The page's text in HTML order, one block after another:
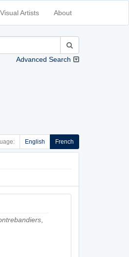
Visual Artists About
Advanced Search
English French